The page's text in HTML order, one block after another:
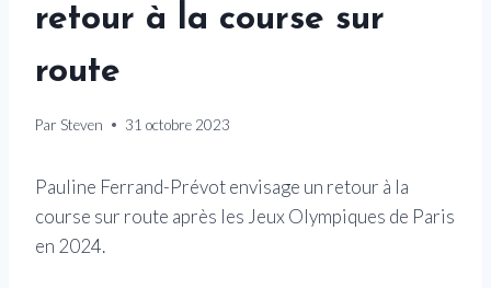
retour à la course sur
route
Par Steven 31 octobre 2023
Pauline Ferrand-Prévot envisage un retour à la
course sur route après les Jeux Olympiques de Paris
en 2024.